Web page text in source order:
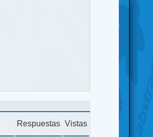
Respuestas Vistas